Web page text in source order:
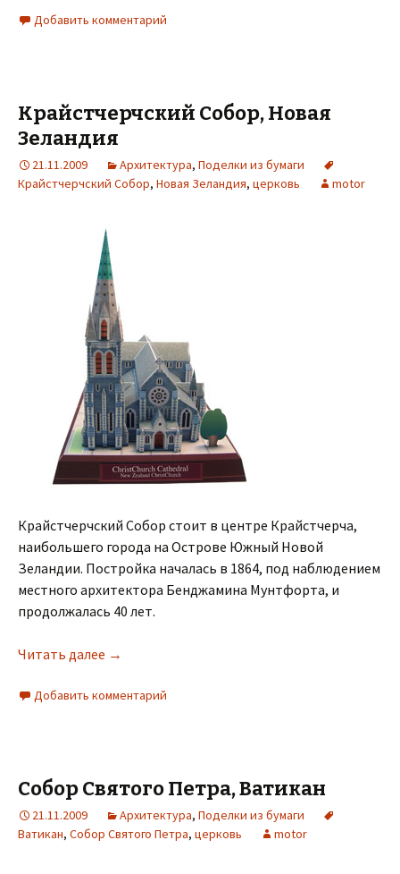
Добавить комментарий
Крайстчерчский Собор, Новая
Зеландия
21.11.2009 Архитектура, Поделки из бумаги
Крайстчерчский Собор, Новая Зеландия, церковь motor
Крайстчерчский Собор стоит в центре Крайстчерча,
наибольшего города на Острове Южный Новой
Зеландии. Постройка началась в 1864, под наблюдением
местного архитектора Бенджамина Мунтфорта, и
продолжалась 40 лет.
Читать далее →
Добавить комментарий
Собор Святого Петра, Ватикан
21.11.2009 Архитектура, Поделки из бумаги
Ватикан, Собор Святого Петра, церковь motor